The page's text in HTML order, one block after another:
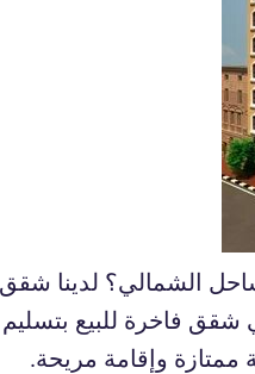
لدينا شقق
شقق فاخرة للبيع
وإقامة مريحة.